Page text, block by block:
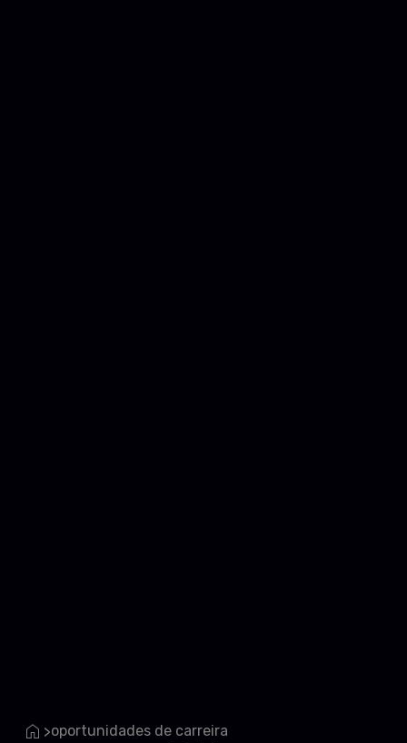
>oportunidades de carreira